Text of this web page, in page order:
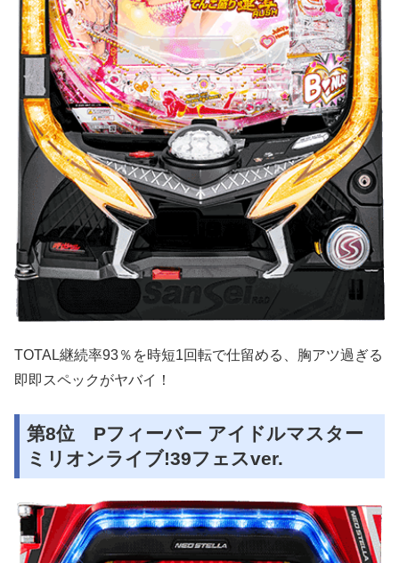
TOTAL継続率93％を時短1回転で仕留める、胸アツ過ぎる
即即スペックがヤバイ！
第8位 Pフィーバー アイドルマスター
ミリオンライブ!39フェスver.